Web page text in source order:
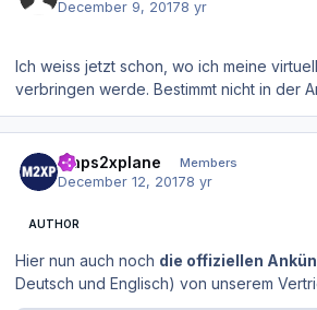
December 9, 20178 yr
Ich weiss jetzt schon, wo ich meine
verbringen werde. Bestimmt nicht in der
maps2xplane Members
December 12, 20178 yr
AUTHOR
Hier nun auch noch die offiziellen
Deutsch und Englisch) von unserem